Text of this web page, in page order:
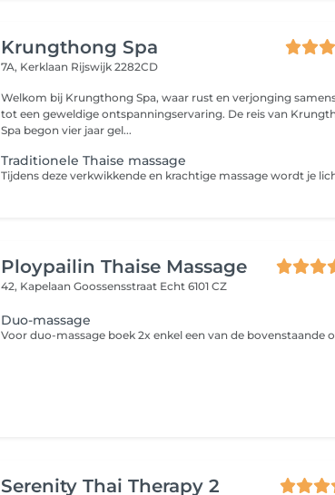
Krungthong Spa
7A, Kerklaan Rijswijk 2282CD
Welkom bij Krungthong Spa, waar rust en verjonging
tot een geweldige ontspanningservaring. De reis van
Spa begon vier jaar gel...
Traditionele Thaise massage
Ploypailin Thaise Massage
42, Kapelaan Goossensstraat Echt 6101 CZ
Duo-massage
Voor duo-massage boek 2x enkel een van de bovenstaande
Serenity Thai Therapy 2